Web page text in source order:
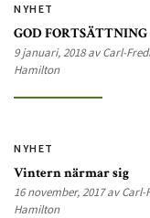
NYHET
GOD FORTSÄTTNING
9 januari, 2018 av Carl-
Hamilton
NYHET
Vintern närmar sig
16 november, 2017 av Carl-
Hamilton